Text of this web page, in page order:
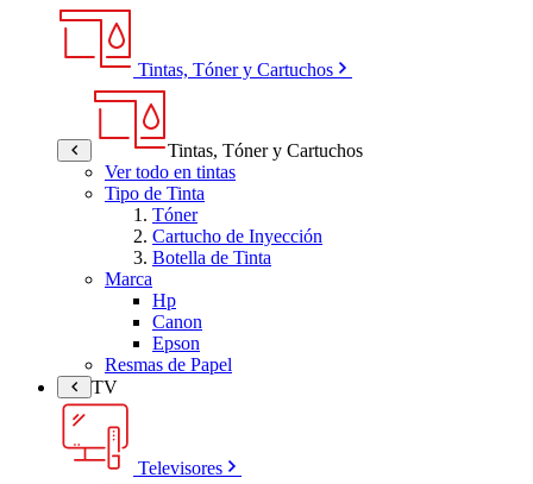
Tintas, Tóner y Cartuchos
Tintas, Tóner y Cartuchos
Ver todo en tintas
Tipo de Tinta
Tóner
Cartucho de Inyección
Botella de Tinta
Marca
Hp
Canon
Epson
Resmas de Papel
TV
Televisores